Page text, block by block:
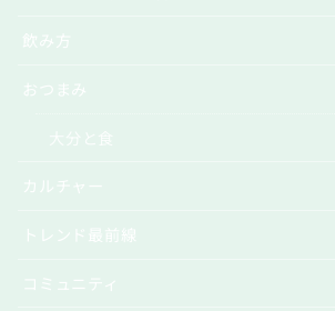
飲み方
おつまみ
カルチャー
トレンド最前線
コミュニティ